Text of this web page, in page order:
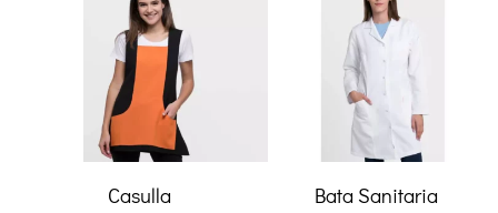
Las
opciones
pueden
opciones
se
pueden
elegir
en
la
Casulla
Bata Sanitaria